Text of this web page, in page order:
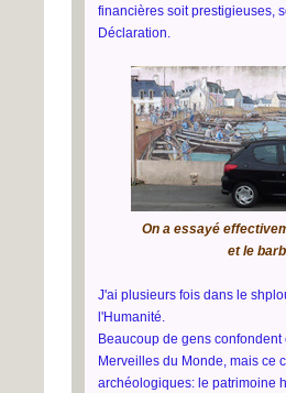
financières soit prestigieuses,
Déclaration.
On a essayé
et le
J'ai plusieurs fois dans le
l'Humanité.
Beaucoup de gens
Merveilles du Monde, mais ce
archéologiques: le patrimoine